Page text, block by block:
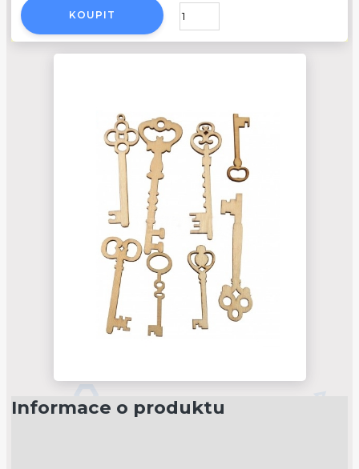
KOUPIT
Informace o produktu